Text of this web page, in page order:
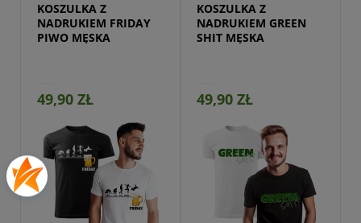
KOSZULKA Z
NADRUKIEM FRIDAY
PIWO MĘSKA
49,90 ZŁ
KOSZULKA Z
NADRUKIEM GREEN
SHIT MĘSKA
49,90 ZŁ